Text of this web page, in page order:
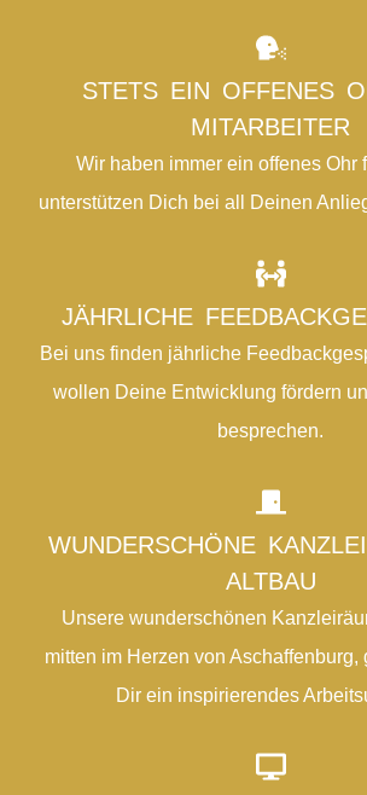
STETS EIN OFFENES
MITARBEITER
Wir haben immer ein offenes Ohr
unterstützen Dich bei all Deinen
JÄHRLICHE
Bei uns finden jährliche
wollen Deine Entwicklung fördern
besprechen.
WUNDERSCHÖNE
ALTBAU
Unsere wunderschönen
mitten im Herzen von Aschaffenburg,
Dir ein inspirierendes